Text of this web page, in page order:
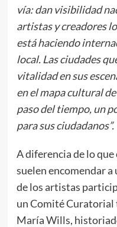
vía: dan visibilidad
artistas y creadores
está haciendo
local. Las ciudades
vitalidad en sus
en el mapa cultural
paso del tiempo, un
para sus ciudadanos”.
A diferencia de lo
suelen encomendar
de los artistas
un Comité
María Wills,